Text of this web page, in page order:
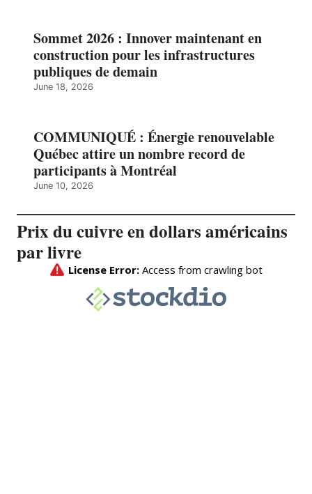
Sommet 2026 : Innover maintenant en
construction pour les infrastructures
publiques de demain
June 18, 2026
COMMUNIQUÉ : Énergie renouvelable
Québec attire un nombre record de
participants à Montréal
June 10, 2026
Prix du cuivre en dollars américains
par livre